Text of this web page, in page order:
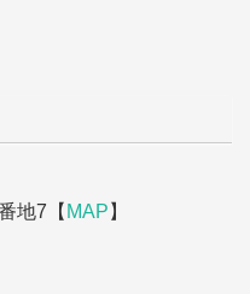
地7【 MAP 】